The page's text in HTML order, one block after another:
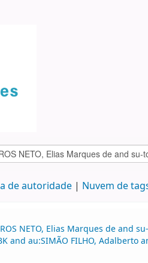
de autoridade Nuvem de
NETO, Elias Marques de and
and au:SIMÃO FILHO,